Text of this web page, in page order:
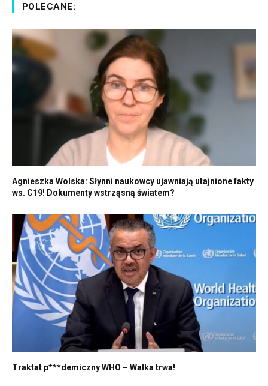
POLECANE:
Agnieszka Wolska: Słynni naukowcy ujawniają utajnione fakty
ws. C19! Dokumenty wstrząsną światem?
Traktat p***demiczny WHO – Walka trwa!